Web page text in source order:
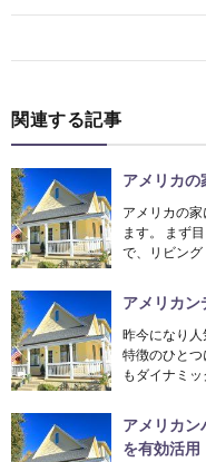
関連する記事
アメリカの
アメリカの
ます。 まず
で、リビン
アメリカン
昨今になり
特徴のひと
もダイナミ
アメリカン
を有効活用